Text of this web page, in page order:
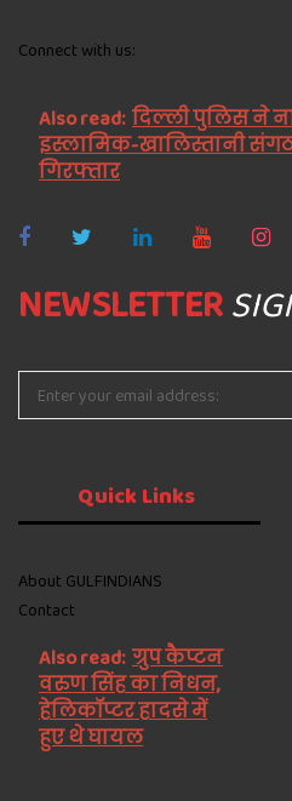
Connect with us:
Also read: दिल्ली पुलिस ने
इस्लामिक-खालिस्तानी
गिरफ्तार
NEWSLETTER
QuickLinks
About GULFINDIANS
Contact
Also read: ग्रुप कैप्टन
वरुण सिंह का निधन,
हेलिकॉप्टर हादसे में
हुए थे घायल